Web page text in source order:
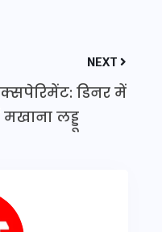
NEXT
डिनर में
लड्डू